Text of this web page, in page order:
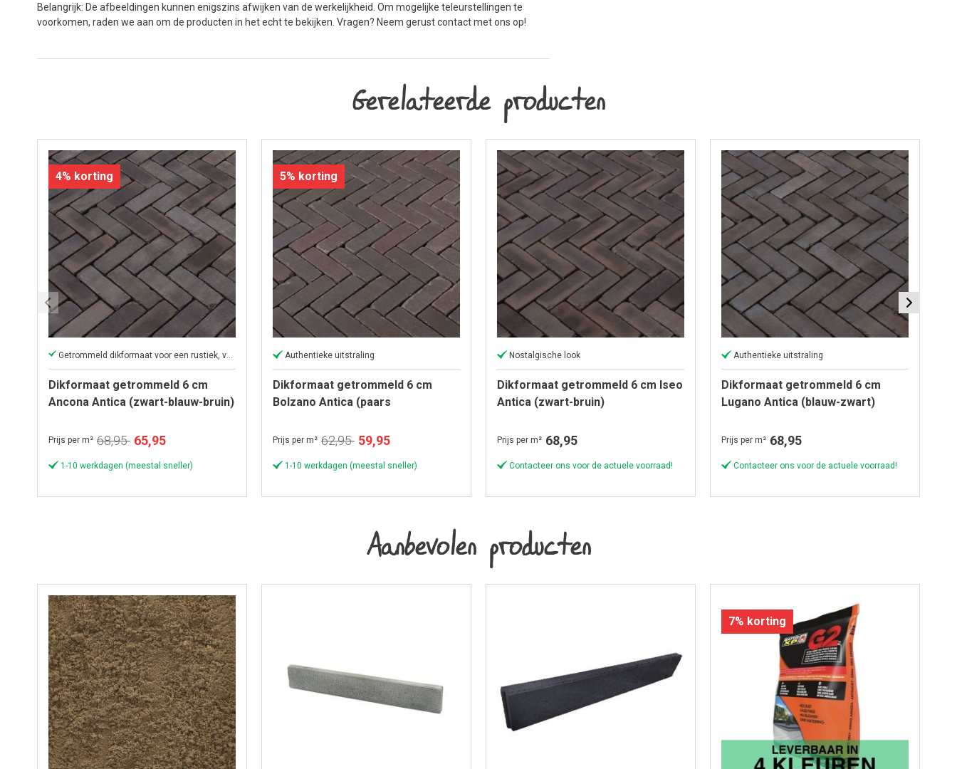
Belangrijk: De afbeeldingen kunnen enigszins afwijken van de werkelijkheid. Om mogelijke teleurstellingen te
voorkomen, raden we aan om de producten in het echt te bekijken. Vragen? Neem gerust contact met ons op!
Gerelateerde producten
4% korting
Getrommeld dikformaat voor een rustiek, verouderd uiterlijk
Dikformaat getrommeld 6 cm
Ancona Antica (zwart-blauw-bruin)
Prijs per m² 68,95 Speciale
prijs
65,95
1-10 werkdagen (meestal sneller)
5% korting
Authentieke uitstraling
Dikformaat getrommeld 6 cm
Bolzano Antica (paars
Prijs per m² 62,95 Speciale
prijs
59,95
1-10 werkdagen (meestal sneller)
Nostalgische look
Dikformaat getrommeld 6 cm Iseo
Antica (zwart-bruin)
Prijs per m² 68,95
Contacteer ons voor de actuele voorraad!
Authentieke uitstraling
Dikformaat getrommeld 6 cm
Lugano Antica (blauw-zwart)
Prijs per m² 68,95
Contacteer ons voor de actuele voorraad!
Aanbevolen producten
7% korting